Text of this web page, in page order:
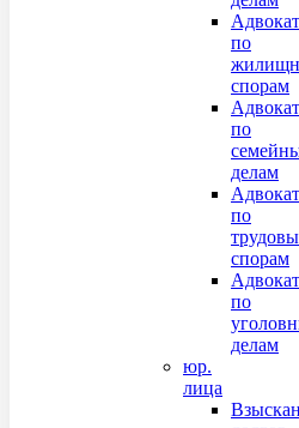
Адвокат
по
спорам
Адвокат
по
делам
Адвокат
по
спорам
Адвокат
по
делам
юр.
лица